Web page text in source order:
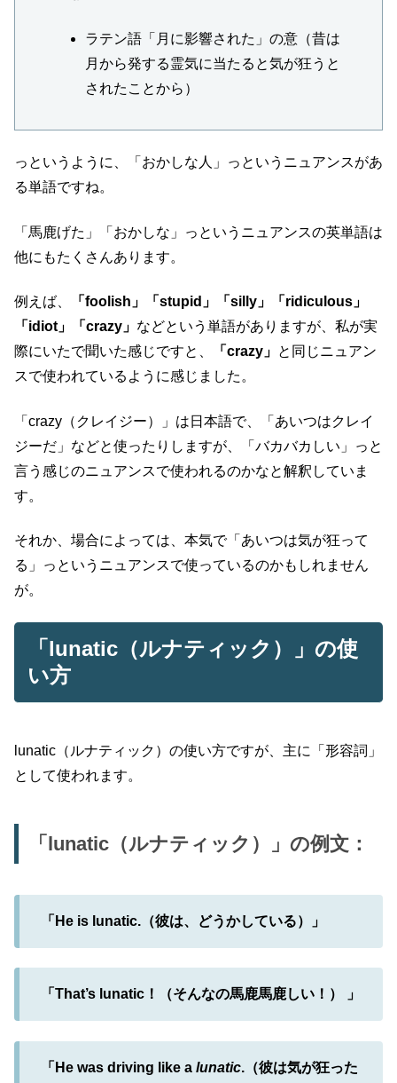
ラテン語「月に影響された」の意（昔は
月から発する霊気に当たると気が狂うと
されたことから）
っというように、「おかしな人」っというニュアンスがあ
る単語ですね。
「馬鹿げた」「おかしな」っというニュアンスの英単語は
他にもたくさんあります。
例えば、
「foolish」「stupid」「silly」「ridiculous」
「idiot」「crazy」 などという単語がありますが、私が実
際にいたで聞いた感じですと、
「crazy」 と同じニュアン
スで使われているように感じました。
「crazy（クレイジー）」は日本語で、「あいつはクレイ
ジーだ」などと使ったりしますが、「バカバカしい」っと
言う感じのニュアンスで使われるのかなと解釈していま
す。
それか、場合によっては、本気で「あいつは気が狂って
る」っというニュアンスで使っているのかもしれません
が。
「lunatic（ルナティック）」の使
い方
lunatic（ルナティック）の使い方ですが、主に「形容詞」
として使われます。
「lunatic（ルナティック）」の例文：
「He is lunatic.（彼は、どうかしている）」
「That’s lunatic！（そんなの馬鹿馬鹿しい！） 」
「He was driving like a lunatic.（彼は気が狂った